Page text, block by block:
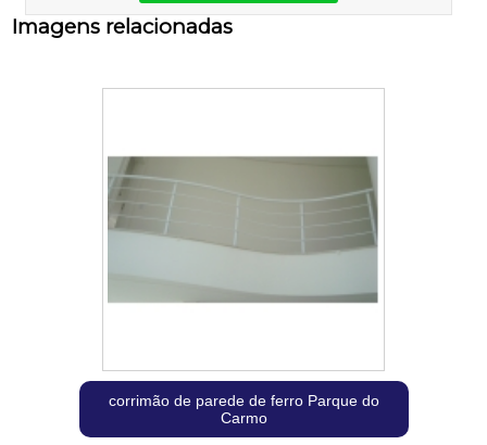
Imagens relacionadas
corrimão de parede de ferro Parque do
Carmo